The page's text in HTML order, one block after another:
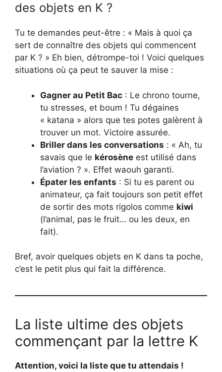
des objets en K ?
Tu te demandes peut-être : « Mais à quoi ça
sert de connaître des objets qui commencent
par K ? » Eh bien, détrompe-toi ! Voici quelques
situations où ça peut te sauver la mise :
Gagner au Petit Bac : Le chrono tourne,
tu stresses, et boum ! Tu dégaines
« katana » alors que tes potes galèrent à
trouver un mot. Victoire assurée.
Briller dans les conversations : « Ah, tu
savais que le kérosène est utilisé dans
l’aviation ? ». Effet waouh garanti.
Épater les enfants : Si tu es parent ou
animateur, ça fait toujours son petit effet
de sortir des mots rigolos comme kiwi
(l’animal, pas le fruit… ou les deux, en
fait).
Bref, avoir quelques objets en K dans ta poche,
c’est le petit plus qui fait la différence.
La liste ultime des objets
commençant par la lettre K
Attention, voici la liste que tu attendais !